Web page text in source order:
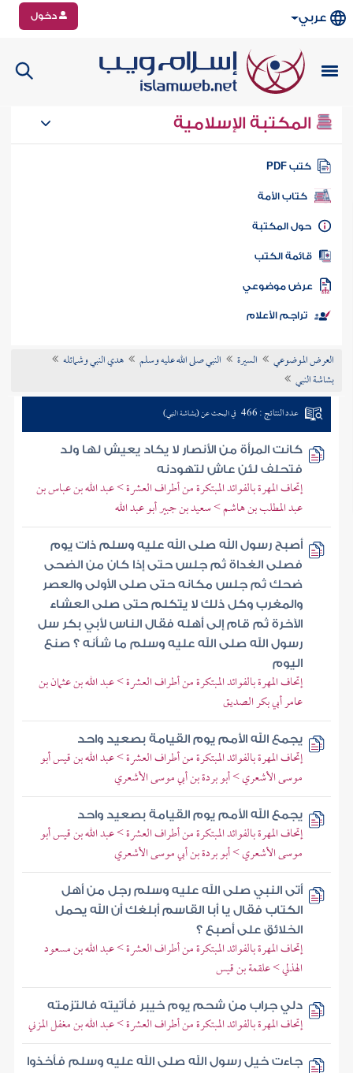
عربي دخول
المكتبة الإسلامية
كتب PDF
كتاب الأمة
المكتبة
الكتب
موضوعي
تراجم الأعلام
العرض الموضوعي السيرة النبي صلى الله عليه وسلم
هدي النبي وشمائله
بشاشة النبي
عدد النتائج : 466 في البحث عن (بشاشة النبي)
كانت المرأة من الأنصار لا يكاد يعيش لها ولد
فتحلف لئن عاش لتهودنه
إتحاف المهرة بالفوائد المبتكرة من أطراف العشرة > عبد الله بن عباس بن
عبد المطلب بن هاشم > سعيد بن جبير أبو عبد الله
أصبح رسول الله صلى الله عليه وسلم ذات يوم
فصلى الغداة ثم جلس حتى إذا كان من الضحى
ضحك ثم جلس مكانه حتى صلى الأولى والعصر
والمغرب وكل ذلك لا يتكلم حتى صلى العشاء
الآخرة ثم قام إلى أهله فقال الناس لأبي بكر سل
رسول الله صلى الله عليه وسلم ما شأنه ؟ صنع
اليوم
إتحاف المهرة بالفوائد المبتكرة من أطراف العشرة > عبد الله بن عثمان بن
عامر أبي بكر الصديق
يجمع الله الأمم يوم القيامة بصعيد واحد
إتحاف المهرة بالفوائد المبتكرة من أطراف العشرة > عبد الله بن قيس أبو
موسى الأشعري > أبو بردة بن أبي موسى الأشعري
يجمع الله الأمم يوم القيامة بصعيد واحد
إتحاف المهرة بالفوائد المبتكرة من أطراف العشرة > عبد الله بن قيس أبو
موسى الأشعري > أبو بردة بن أبي موسى الأشعري
أتى النبي صلى الله عليه وسلم رجل من أهل
الكتاب فقال يا أبا القاسم أبلغك أن الله يحمل
الخلائق على أصبع ؟
إتحاف المهرة بالفوائد المبتكرة من أطراف العشرة > عبد الله بن مسعود
الهذلي > علقمة بن قيس
دلي جراب من شحم يوم خيبر فأتيته فالتزمته
إتحاف المهرة بالفوائد المبتكرة من أطراف العشرة > عبد الله بن مغفل المزني
جاءت خيل رسول الله صلى الله عليه وسلم فأخذوا